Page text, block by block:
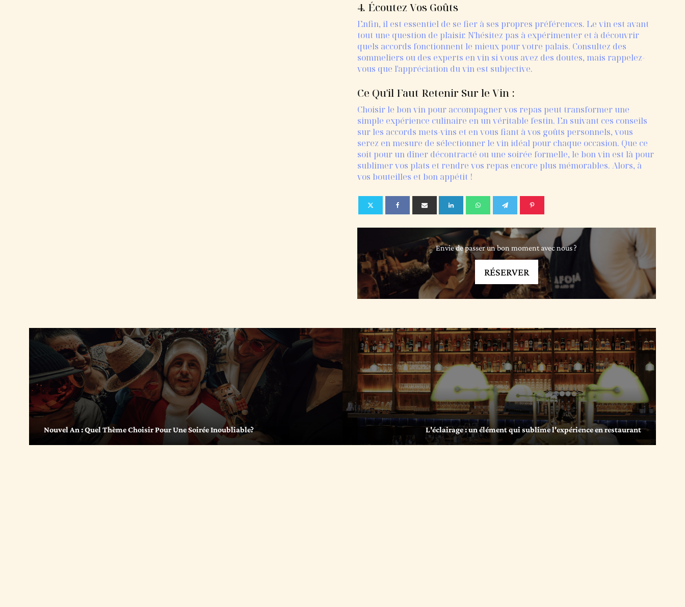
4. Écoutez Vos Goûts
Enfin, il est essentiel de se fier à ses propres préférences. Le vin est avant
tout une question de plaisir. N'hésitez pas à expérimenter et à découvrir
quels accords fonctionnent le mieux pour votre palais. Consultez des
sommeliers ou des experts en vin si vous avez des doutes, mais rappelez-
vous que l'appréciation du vin est subjective.
Ce Qu'il Faut Retenir Sur le Vin :
Choisir le bon vin pour accompagner vos repas peut transformer une
simple expérience culinaire en un véritable festin. En suivant ces conseils
sur les accords mets-vins et en vous fiant à vos goûts personnels, vous
serez en mesure de sélectionner le vin idéal pour chaque occasion. Que ce
soit pour un dîner décontracté ou une soirée formelle, le bon vin est là pour
sublimer vos plats et rendre vos repas encore plus mémorables. Alors, à
vos bouteilles et bon appétit !
Envie de passer un bon moment avec nous ?
RÉSERVER
Nouvel An : Quel Thème Choisir Pour Une Soirée Inoubliable? L'éclairage : un élément qui sublime l'expérience en restaurant